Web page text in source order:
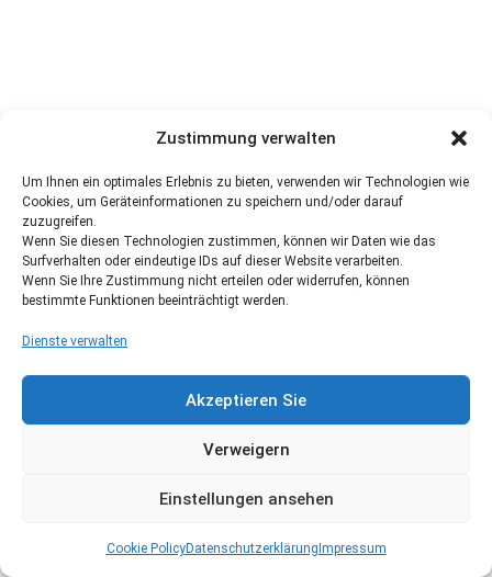
Zustimmung verwalten
Um Ihnen ein optimales Erlebnis zu bieten, verwenden wir Technologien wie
Cookies, um Geräteinformationen zu speichern und/oder darauf
zuzugreifen.
Wenn Sie diesen Technologien zustimmen, können wir Daten wie das
Surfverhalten oder eindeutige IDs auf dieser Website verarbeiten.
Wenn Sie Ihre Zustimmung nicht erteilen oder widerrufen, können
bestimmte Funktionen beeinträchtigt werden.
Dienste verwalten
Akzeptieren Sie
Verweigern
Einstellungen ansehen
Cookie PolicyDatenschutzerklärung Impressum